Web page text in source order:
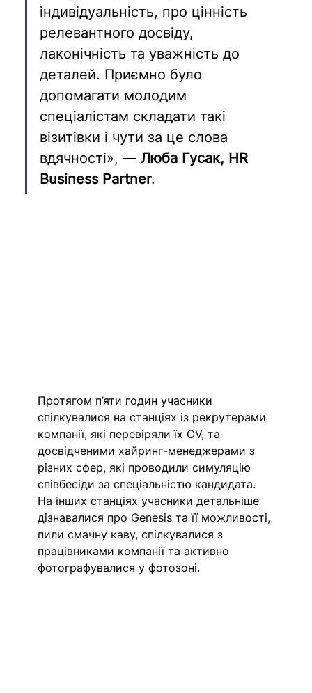
індивідуальність, про цінність
релевантного досвіду,
лаконічність та уважність до
деталей. Приємно було
допомагати молодим
спеціалістам складати такі
візитівки і чути за це слова
вдячності», — Люба Гусак, HR
Business Partner.
Протягом п’яти годин учасники
спілкувалися на станціях із рекрутерами
компанії, які перевіряли їх CV, та
досвідченими хайринг-менеджерами з
різних сфер, які проводили симуляцію
співбесіди за спеціальністю кандидата.
На інших станціях учасники детальніше
дізнавалися про Genesis та її можливості,
пили смачну каву, спілкувалися з
працівниками компанії та активно
фотографувалися у фотозоні.